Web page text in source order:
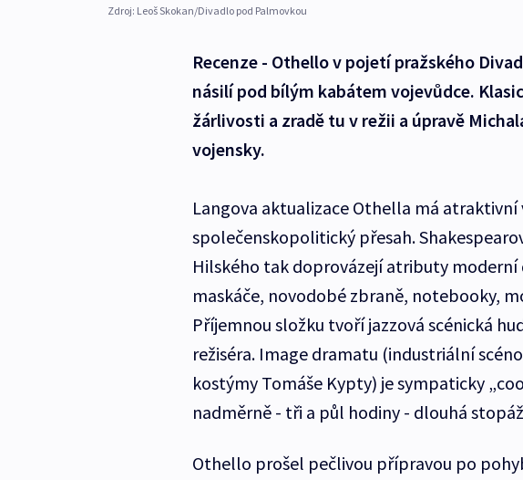
Zdroj: Leoš Skokan/Divadlo pod Palmovkou
Recenze - Othello v pojetí pražského
násilí pod bílým kabátem vojevůdce.
žárlivosti a zradě tu v režii a úpravě
vojensky.
Langova aktualizace Othella má atraktivní
společenskopolitický přesah.
Hilského tak doprovázejí atributy moderní
maskáče, novodobé zbraně, notebooky,
Příjemnou složku tvoří jazzová scénická
režiséra. Image dramatu (industriální
kostýmy Tomáše Kypty) je sympaticky
nadměrně - tři a půl hodiny - dlouhá
Othello prošel pečlivou přípravou po